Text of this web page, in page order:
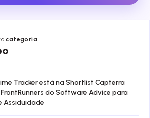
categoria
Tracker está na Shortlist Capterra
FrontRunners do Software Advice para
Assiduidade